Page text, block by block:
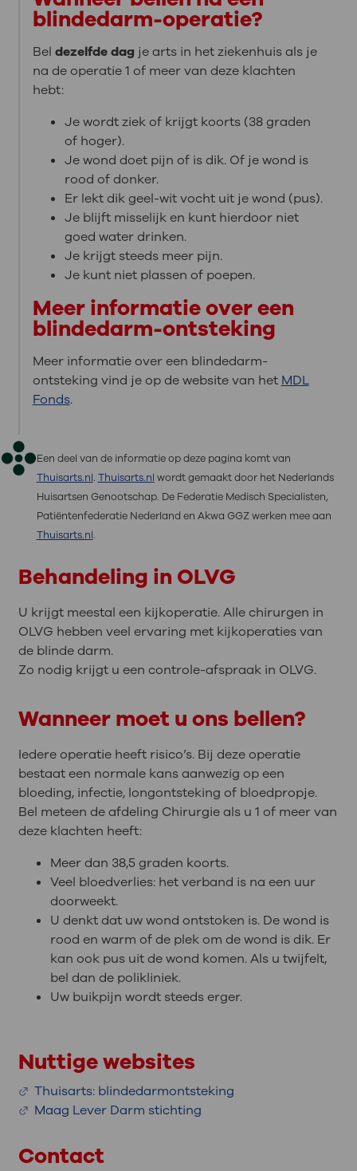
blindedarm-operatie?
Bel dezelfde dagje arts in het ziekenhuis als je
na de operatie 1 of meer van deze klachten
hebt:
Je wordt ziek of krijgt koorts (38 graden
of hoger).
Je wond doet pijn of is dik. Of je wond is
rood of donker.
Er lekt dik geel-wit vocht uit je wond (pus).
Je blijft misselijk en kunt hierdoor niet
goed water drinken.
Je krijgt steeds meer pijn.
Je kunt niet plassen of poepen.
Meer informatie over een
blindedarm-ontsteking
Meer informatie over een blindedarm-
ontsteking vind je op de website van het MDL
Fonds.
Een deel van de informatie op deze pagina komt van
Thuisarts.nl. Thuisarts.nl wordt gemaakt door het Nederlands
Huisartsen Genootschap. De Federatie Medisch Specialisten,
Patiëntenfederatie Nederland en Akwa GGZ werken mee aan
Thuisarts.nl.
Behandeling in OLVG
U krijgt meestal een kijkoperatie. Alle chirurgen in
OLVG hebben veel ervaring met kijkoperaties van
de blinde darm.
Zo nodig krijgt u een controle-afspraak in OLVG.
Wanneer moet u ons bellen?
Iedere operatie heeft risico’s. Bij deze operatie
bestaat een normale kans aanwezig op een
bloeding, infectie, longontsteking of bloedpropje.
Bel meteen de afdeling Chirurgie als u 1 of meer van
deze klachten heeft:
Meer dan 38,5 graden koorts.
Veel bloedverlies: het verband is na een uur
doorweekt.
U denkt dat uw wond ontstoken is. De wond is
rood en warm of de plek om de wond is dik. Er
kan ook pus uit de wond komen. Als u twijfelt,
bel dan de polikliniek.
Uw buikpijn wordt steeds erger.
Nuttige websites
Thuisarts: blindedarmontsteking
Maag Lever Darm stichting
Contact